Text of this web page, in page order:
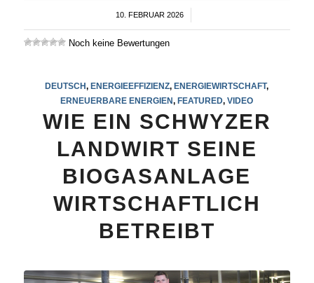
10. FEBRUAR 2026
/
Noch keine Bewertungen
DEUTSCH,ENERGIEEFFIZIENZ,ENERGIEWIRTSCHAFT,
ERNEUERBARE ENERGIEN,FEATURED,VIDEO
WIE EIN SCHWYZER
LANDWIRT SEINE
BIOGASANLAGE
WIRTSCHAFTLICH
BETREIBT